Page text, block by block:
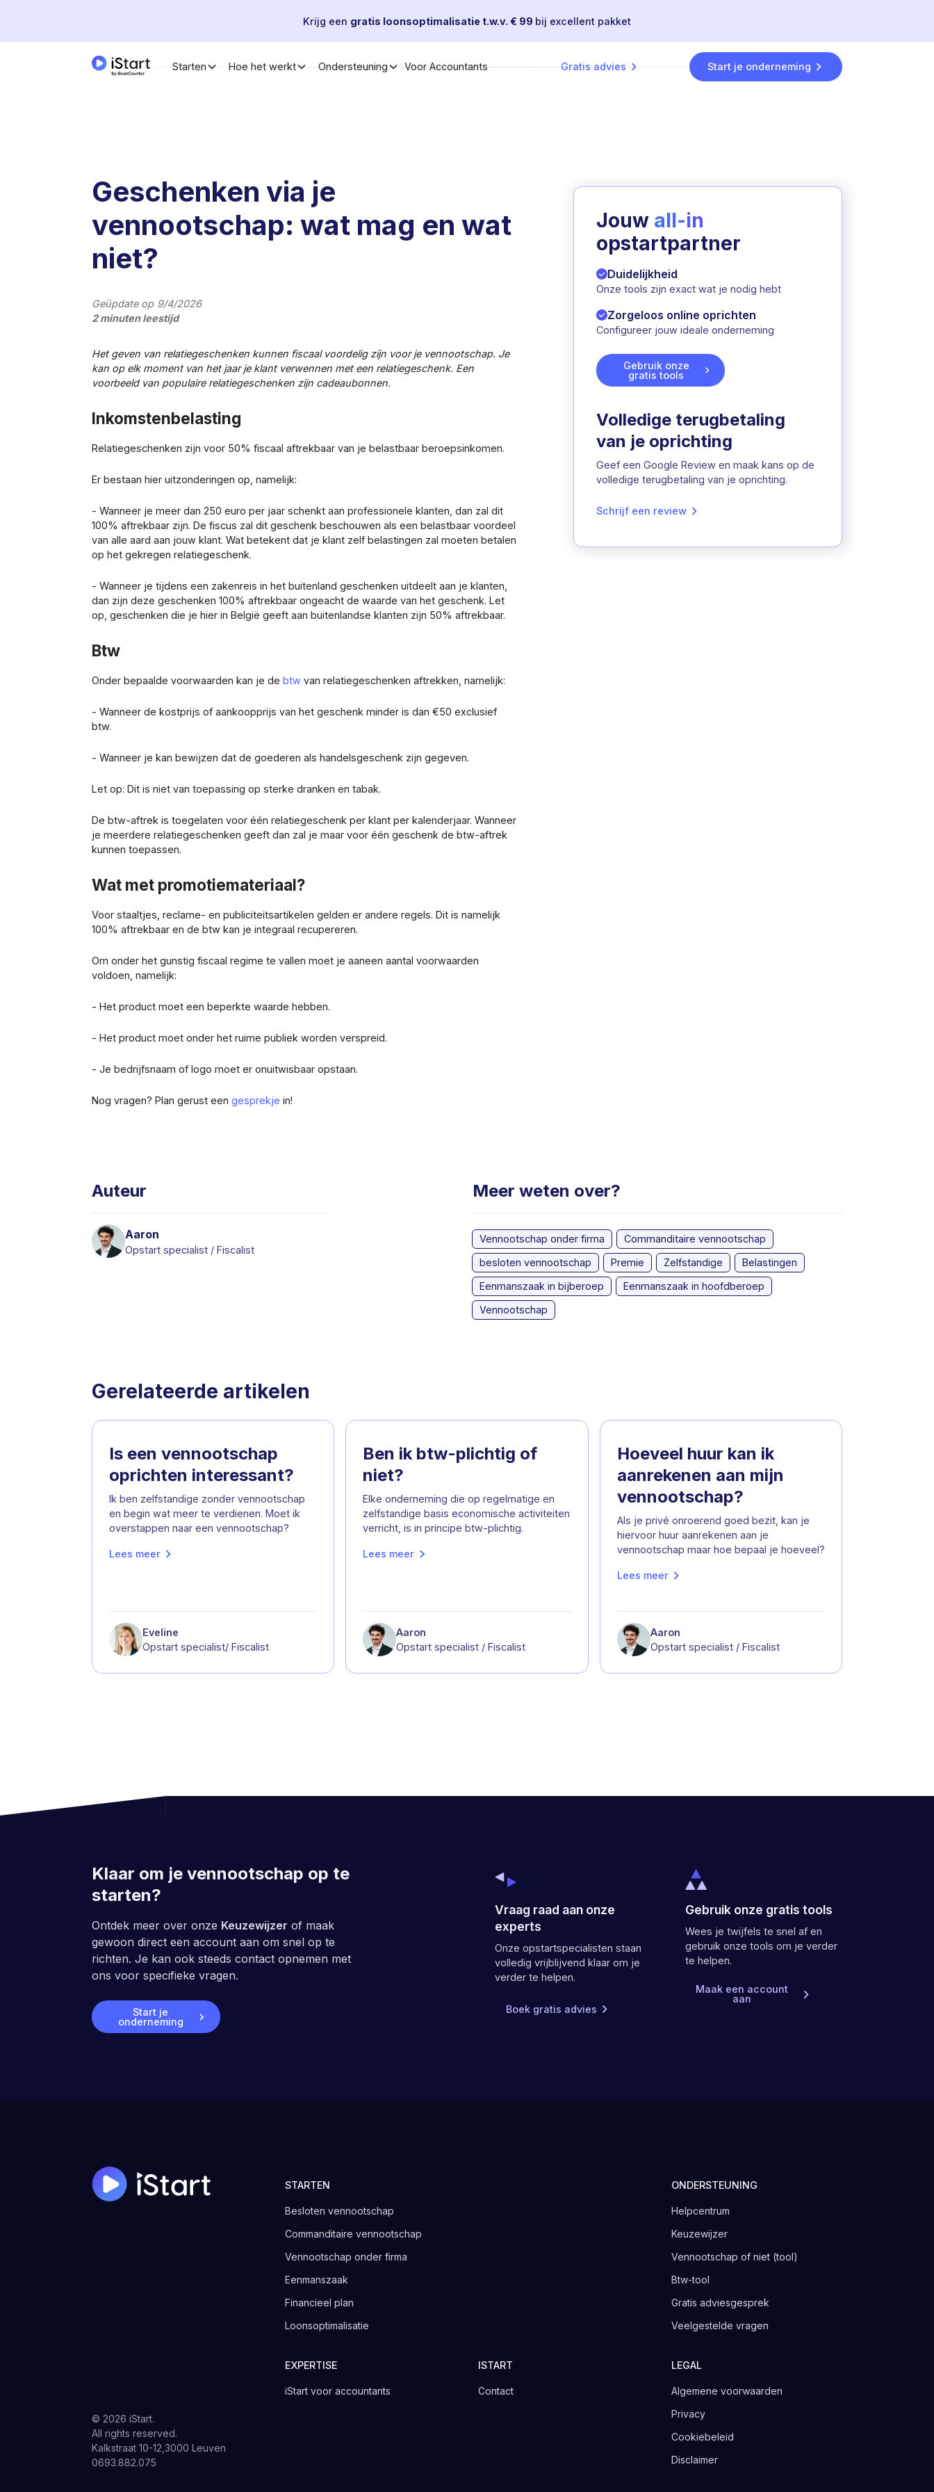
Krijg een gratis loonsoptimalisatie t.w.v. € 99 bij excellent pakket
Starten Hoe het werkt Ondersteuning Voor Accountants Gratis advies Start je onderneming
Geschenken via je
vennootschap: wat mag en wat
niet?
Geüpdate op 9/4/2026
2 minuten leestijd
Het geven van relatiegeschenken kunnen fiscaal voordelig zijn voor je vennootschap. Je
kan op elk moment van het jaar je klant verwennen met een relatiegeschenk. Een
voorbeeld van populaire relatiegeschenken zijn cadeaubonnen.
Inkomstenbelasting
Relatiegeschenken zijn voor 50% fiscaal aftrekbaar van je belastbaar beroepsinkomen.
Er bestaan hier uitzonderingen op, namelijk:
- Wanneer je meer dan 250 euro per jaar schenkt aan professionele klanten, dan zal dit
100% aftrekbaar zijn. De fiscus zal dit geschenk beschouwen als een belastbaar voordeel
van alle aard aan jouw klant. Wat betekent dat je klant zelf belastingen zal moeten betalen
op het gekregen relatiegeschenk.
- Wanneer je tijdens een zakenreis in het buitenland geschenken uitdeelt aan je klanten,
dan zijn deze geschenken 100% aftrekbaar ongeacht de waarde van het geschenk. Let
op, geschenken die je hier in België geeft aan buitenlandse klanten zijn 50% aftrekbaar.
Btw
Onder bepaalde voorwaarden kan je de btw van relatiegeschenken aftrekken, namelijk:
- Wanneer de kostprijs of aankoopprijs van het geschenk minder is dan €50 exclusief
btw.
- Wanneer je kan bewijzen dat de goederen als handelsgeschenk zijn gegeven.
Let op: Dit is niet van toepassing op sterke dranken en tabak.
De btw-aftrek is toegelaten voor één relatiegeschenk per klant per kalenderjaar. Wanneer
je meerdere relatiegeschenken geeft dan zal je maar voor één geschenk de btw-aftrek
kunnen toepassen.
Wat met promotiemateriaal?
Voor staaltjes, reclame- en publiciteitsartikelen gelden er andere regels. Dit is namelijk
100% aftrekbaar en de btw kan je integraal recupereren.
Om onder het gunstig fiscaal regime te vallen moet je aaneen aantal voorwaarden
voldoen, namelijk:
- Het product moet een beperkte waarde hebben.
- Het product moet onder het ruime publiek worden verspreid.
- Je bedrijfsnaam of logo moet er onuitwisbaar opstaan.
Nog vragen? Plan gerust een gesprekje in!
Jouw all-in
opstartpartner
Duidelijkheid
Onze tools zijn exact wat je nodig hebt
Zorgeloos online oprichten
Configureer jouw ideale onderneming
Gebruik onze
gratis tools
Volledige terugbetaling
van je oprichting
Geef een Google Review en maak kans op de
volledige terugbetaling van je oprichting.
Schrijf een review
Auteur
Aaron
Opstart specialist / Fiscalist
Meer weten over?
Vennootschap onder firma
Commanditaire vennootschap
besloten vennootschap
Premie Zelfstandige
Belastingen
Eenmanszaak in bijberoep
Eenmanszaak in hoofdberoep
Vennootschap
Gerelateerde artikelen
Is een vennootschap
oprichten interessant?
Ik ben zelfstandige zonder vennootschap
en begin wat meer te verdienen. Moet ik
overstappen naar een vennootschap?
Lees meer
Eveline
Opstart specialist/ Fiscalist
Ben ik btw-plichtig of
niet?
Elke onderneming die op regelmatige en
zelfstandige basis economische activiteiten
verricht, is in principe btw-plichtig.
Lees meer
Aaron
Opstart specialist / Fiscalist
Hoeveel huur kan ik
aanrekenen aan mijn
vennootschap?
Als je privé onroerend goed bezit, kan je
hiervoor huur aanrekenen aan je
vennootschap maar hoe bepaal je hoeveel?
Lees meer
Aaron
Opstart specialist / Fiscalist
Klaar om je vennootschap op te
starten?
Ontdek meer over onze Keuzewijzer of maak
gewoon direct een account aan om snel op te
richten. Je kan ook steeds contact opnemen met
ons voor specifieke vragen.
Start je
onderneming
Vraag raad aan onze
experts
Onze opstartspecialisten staan
volledig vrijblijvend klaar om je
verder te helpen.
Boek gratis advies
Gebruik onze gratis tools
Wees je twijfels te snel af en
gebruik onze tools om je verder
te helpen.
Maak een account
aan
STARTEN
Besloten vennootschap
Commanditaire vennootschap
Vennootschap onder firma
Eenmanszaak
Financieel plan
Loonsoptimalisatie
ONDERSTEUNING
Helpcentrum
Keuzewijzer
Vennootschap of niet (tool)
Btw-tool
Gratis adviesgesprek
Veelgestelde vragen
EXPERTISE
iStart voor accountants
ISTART
Contact
LEGAL
Algemene voorwaarden
Privacy
Cookiebeleid
Disclaimer
© 2026 iStart.
All rights reserved.
Kalkstraat 10-12,3000 Leuven
0693.882.075